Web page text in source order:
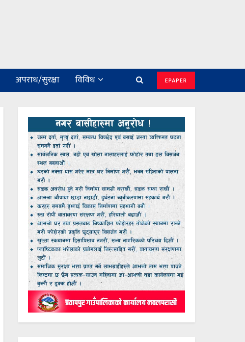
अपराध/सुरक्षा विविध EPAPER